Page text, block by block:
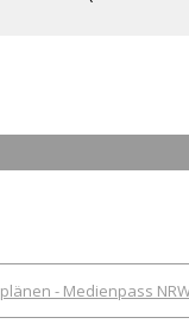
- Medienpass